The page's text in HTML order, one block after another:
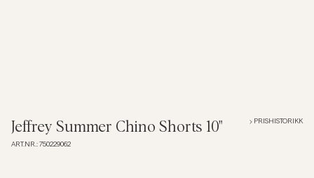
Skjorter
Jeffrey Summer Chino Shorts 10"
ART.NR.: 750229062
PRISHISTORIKK